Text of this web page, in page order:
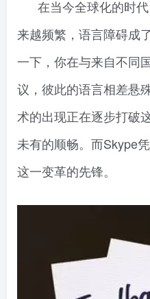
在当今全球化的时
来越频繁，语言障碍成
一下，你在与来自不同
议，彼此的语言相差悬
术的出现正在逐步打破
未有的顺畅。而Skype
这一变革的先锋。